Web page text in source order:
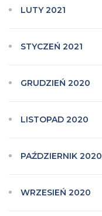
LUTY 2021
STYCZEŃ 2021
GRUDZIEŃ 2020
LISTOPAD 2020
PAŹDZIERNIK 2020
WRZESIEŃ 2020